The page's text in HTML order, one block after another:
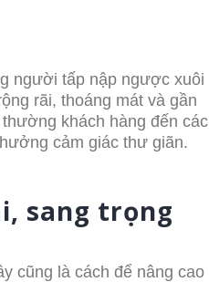
người tấp nập ngược xuôi
rãi, thoáng mát và gần
khách hàng đến các
cảm giác thư giãn.
sang trọng
cũng là cách để nâng cao